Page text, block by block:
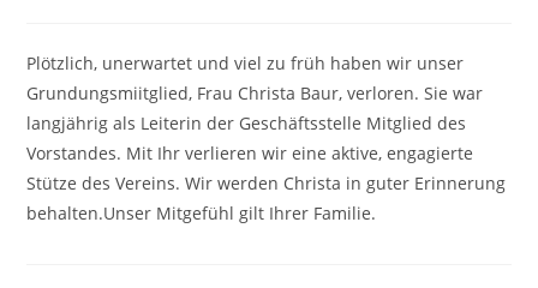
Plötzlich, unerwartet und viel zu früh haben wir unser
Grundungsmiitglied, Frau Christa Baur, verloren. Sie war
langjährig als Leiterin der Geschäftsstelle Mitglied des
Vorstandes. Mit Ihr verlieren wir eine aktive, engagierte
Stütze des Vereins. Wir werden Christa in guter Erinnerung
behalten.Unser Mitgefühl gilt Ihrer Familie.